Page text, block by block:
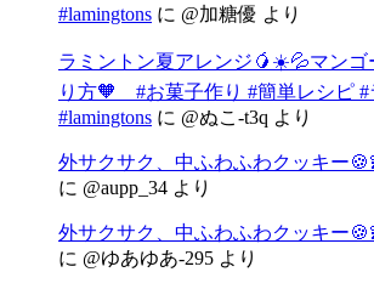
#lamingtons に @加糖優 より
ラミントン夏アレンジ🥭☀️💦マンゴ
り方🧡 #お菓子作り #簡単レシピ
#lamingtons に @ぬこ-t3q より
外サクサク、中ふわふわクッキー
に @aupp_34 より
外サクサク、中ふわふわクッキー
に @ゆあゆあ-295 より